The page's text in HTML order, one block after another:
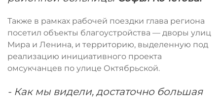
Также в рамках рабочей поездки глава региона
посетил объекты благоустройства — дворы улиц
Мира и Ленина, и территорию, выделенную под
реализацию инициативного проекта
омсукчанцев по улице Октябрьской.
- Как мы видели, достаточно большая